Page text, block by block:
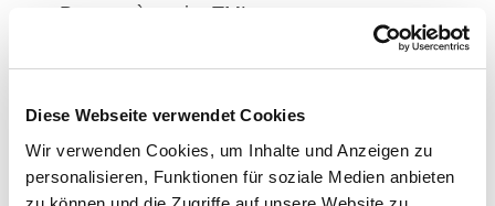
Diese Webseite verwendet Cookies
Wir verwenden Cookies, um Inhalte und Anzeigen zu
personalisieren, Funktionen für soziale Medien anbieten
Broyeur à panier TML
Version standard pour l’utilisation de billes de
broyage à partir de 0,5 mm. Option : Version
sous vide, racleur, nano et céramique.
Broyeur à panier TML-Nano
Broyeur à panier nano pour l'utilisation de très